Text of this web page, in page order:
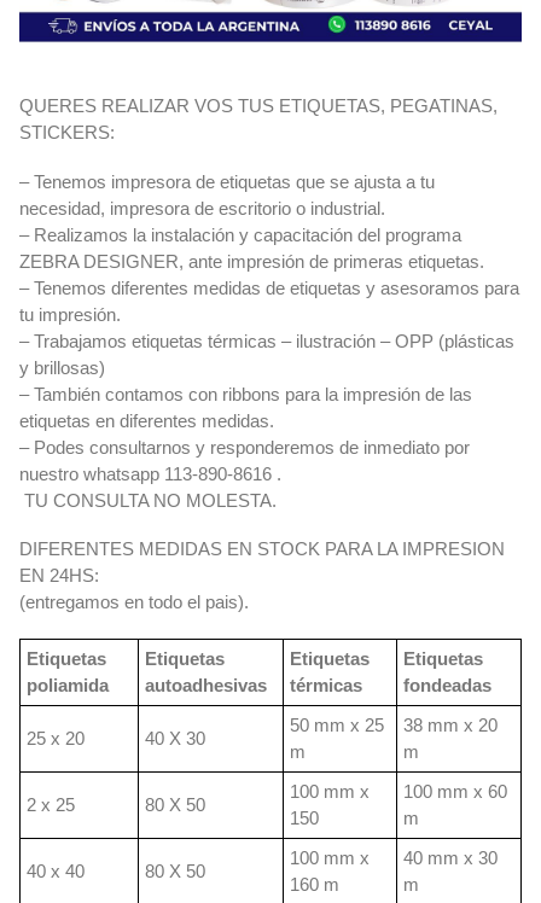
QUERES REALIZAR VOS TUS ETIQUETAS, PEGATINAS,
STICKERS:
– Tenemos impresora de etiquetas que se ajusta a tu
necesidad, impresora de escritorio o industrial.
– Realizamos la instalación y capacitación del programa
ZEBRA DESIGNER, ante impresión de primeras etiquetas.
– Tenemos diferentes medidas de etiquetas y asesoramos para
tu impresión.
– Trabajamos etiquetas térmicas – ilustración – OPP (plásticas
y brillosas)
– También contamos con ribbons para la impresión de las
etiquetas en diferentes medidas.
– Podes consultarnos y responderemos de inmediato por
nuestro whatsapp 113-890-8616 .
TU CONSULTA NO MOLESTA.
DIFERENTES MEDIDAS EN STOCK PARA LA IMPRESION
EN 24HS:
(entregamos en todo el pais).
Etiquetas
poliamida
Etiquetas
autoadhesivas
Etiquetas
térmicas
Etiquetas
fondeadas
25 x 20 40 X 30
50 mm x 25
m
38 mm x 20
m
2 x 25 80 X 50
100 mm x
150
100 mm x 60
m
40 x 40 80 X 50
100 mm x
160 m
40 mm x 30
m